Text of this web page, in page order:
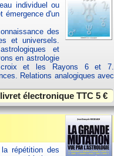
individuel ou
émergence d'un
des
et universels.
et
en astrologie
croix et les Rayons 6 et 7.
Relations analogiques avec
livret électronique TTC5 €
répétition des